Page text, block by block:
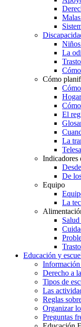
La
Cómo
El
La
Indicadores
De
Equipo
La
Educación y
Información
Derecho a
Tipos de
Las
Reglas
Organizar
Preguntas